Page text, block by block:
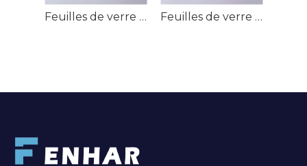
Feuilles de verre époxy G-11/EPGC203/HGW2372.4 Feuilles de verre époxy G-10/EPGC201/HGW2372